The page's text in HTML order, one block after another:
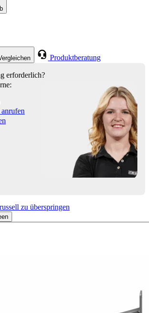
Produktberatung
erforderlich?
zu überspringen